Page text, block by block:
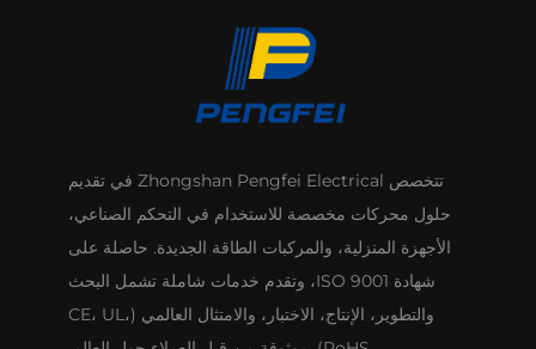
تتخصص Zhongshan Pengfei Electrical في تقديم
حلول محركات مخصصة للاستخدام في التحكم الصناعي،
الأجهزة المنزلية، والمركبات الطاقة الجديدة. حاصلة على
شهادة ISO 9001، وتقدم خدمات شاملة تشمل البحث
والتطوير، الإنتاج، الاختبار، والامتثال العالمي (CE، UL،